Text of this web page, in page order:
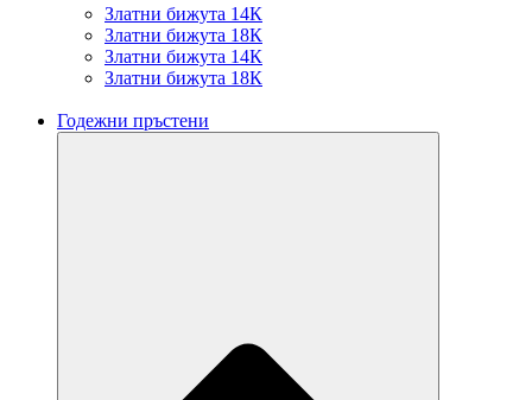
Златни бижута 14К
Златни бижута 18К
Златни бижута 14К
Златни бижута 18К
Годежни пръстени